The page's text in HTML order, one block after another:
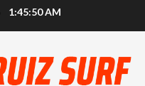
1:45:51 AM